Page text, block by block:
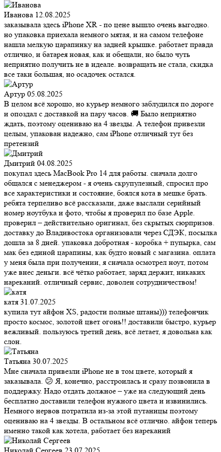
Иванова 12.08.2025
заказывала здесь iPhone XR - по цене вышло очень выгодно.
но упаковка приехала немного мятая, и на самом телефоне
нашла мелкую царапинку на задней крышке. работает правда
отлично, и батарея новая, как и обещали, но было чуть
неприятно получить не в идеале. возвращать не стала, скидка
все таки большая, но осадочек остался.
Артур 05.08.2025
В целом всё хорошо, но курьер немного заблудился по дороге
и опоздал с доставкой на пару часов. 🚚 Было неприятно
ждать, поэтому оцениваю на 4 звезды. А телефон привезли
целым, упакован надежно, сам iPhone отличный тут без
претензий
Дмитрий 04.08.2025
покупал здесь MacBook Pro 14 для работы. сначала долго
общался с менеджером - я очень скрупулезный, спросил про
все характеристики и состояние, боялся кота в мешке брать.
ребята терпеливо всё рассказали, даже выслали серийный
номер ноутбука и фото, чтобы я проверил по базе Apple.
проверил – действительно оригинал, без скрытых сюрпризов.
доставку до Владивостока организовали через СДЭК, посылка
дошла за 8 дней. упаковка добротная - коробка + пупырка, сам
мак без единой царапины, как будто новый с магазина. оплата
у меня была при получении, я сначала осмотрел ноут, потом
уже внес деньги. всё чётко работает, заряд держит, никаких
нареканий. отличный сервис, доволен сотрудничеством!
катя 31.07.2025
купила тут айфон XS, радости полные штаны))) телефончик
просто космос, золотой цвет огонь!! доставили быстро, курьер
вежливый. пользуюсь третий день, всё летает, я довольна как
слон.
Татьяна 30.07.2025
Мне сначала привезли iPhone не в том цвете, который я
заказывала. 😕 Я, конечно, расстроилась и сразу позвонила в
поддержку. Надо отдать должное – уже на следующий день
бесплатно доставили телефон нужного цвета и извинились.
Немного нервов потратила из-за этой путаницы поэтому
оцениваю на 4 звезды. В остальном всё отлично. айфон теперь
именно такой как хотела, работает без нареканий